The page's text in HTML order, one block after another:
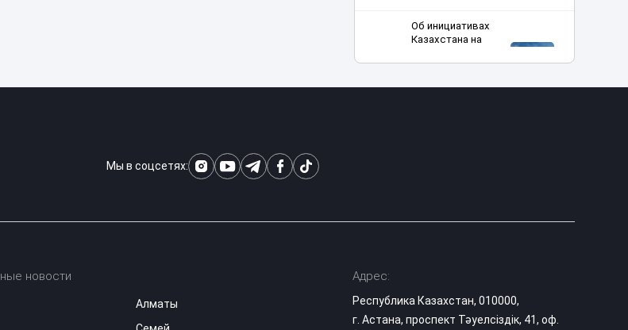
17:00
Об инициативах
Казахстана на
разные годы
Алматының
Мы в соцсетях:
новости
Алматы
Адрес:
Республика Казахстан, 010000,
г. Астана, проспект Тәуелсіздік, 41, оф.